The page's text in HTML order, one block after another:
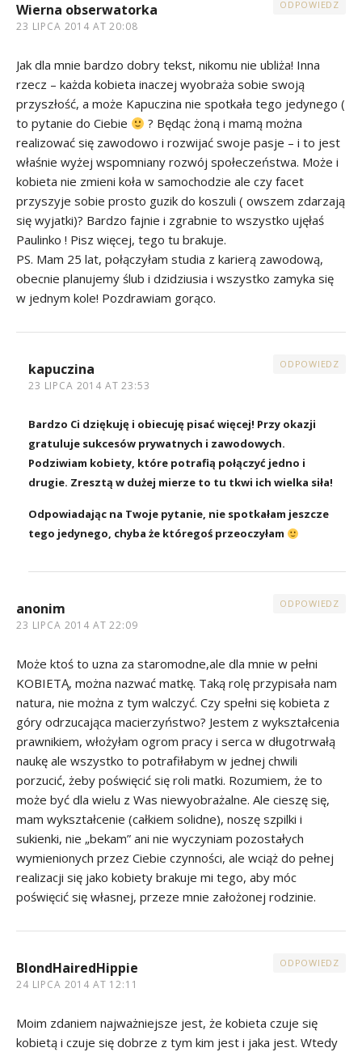
Wierna obserwatorka
23 LIPCA 2014 AT 20:08
ODPOWIEDZ
Jak dla mnie bardzo dobry tekst, nikomu nie ubliża! Inna
rzecz – każda kobieta inaczej wyobraża sobie swoją
przyszłość, a może Kapuczina nie spotkała tego jedynego (
to pytanie do Ciebie
? Będąc żoną i mamą można
realizować się zawodowo i rozwijać swoje pasje – i to jest
właśnie wyżej wspomniany rozwój społeczeństwa. Może i
kobieta nie zmieni koła w samochodzie ale czy facet
przyszyje sobie prosto guzik do koszuli ( owszem zdarzają
się wyjatki)? Bardzo fajnie i zgrabnie to wszystko ujęłaś
Paulinko ! Pisz więcej, tego tu brakuje.
PS. Mam 25 lat, połączyłam studia z karierą zawodową,
obecnie planujemy ślub i dzidziusia i wszystko zamyka się
w jednym kole! Pozdrawiam gorąco.
kapuczina
23 LIPCA 2014 AT 23:53
ODPOWIEDZ
Bardzo Ci dziękuję i obiecuję pisać więcej! Przy okazji
gratuluje sukcesów prywatnych i zawodowych.
Podziwiam kobiety, które potrafią połączyć jedno i
drugie. Zresztą w dużej mierze to tu tkwi ich wielka siła!
Odpowiadając na Twoje pytanie, nie spotkałam jeszcze
tego jedynego, chyba że któregoś przeoczyłam
anonim
23 LIPCA 2014 AT 22:09
ODPOWIEDZ
Może ktoś to uzna za staromodne,ale dla mnie w pełni
KOBIETĄ, można nazwać matkę. Taką rolę przypisała nam
natura, nie można z tym walczyć. Czy spełni się kobieta z
góry odrzucająca macierzyństwo? Jestem z wykształcenia
prawnikiem, włożyłam ogrom pracy i serca w długotrwałą
naukę ale wszystko to potrafiłabym w jednej chwili
porzucić, żeby poświęcić się roli matki. Rozumiem, że to
może być dla wielu z Was niewyobrażalne. Ale cieszę się,
mam wykształcenie (całkiem solidne), noszę szpilki i
sukienki, nie „bekam” ani nie wyczyniam pozostałych
wymienionych przez Ciebie czynności, ale wciąż do pełnej
realizacji się jako kobiety brakuje mi tego, aby móc
poświęcić się własnej, przeze mnie założonej rodzinie.
BlondHairedHippie
24 LIPCA 2014 AT 12:11
ODPOWIEDZ
Moim zdaniem najważniejsze jest, że kobieta czuje się
kobietą i czuje się dobrze z tym kim jest i jaka jest. Wtedy